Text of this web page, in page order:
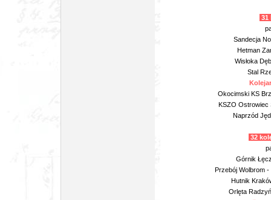
31
Sandecja
Hetman
Wisłoka
Stal
Okocimski KS
KSZO Ostrowiec
Naprzód
32
Górnik
Przebój Wolbrom
Hutnik
Orlęta